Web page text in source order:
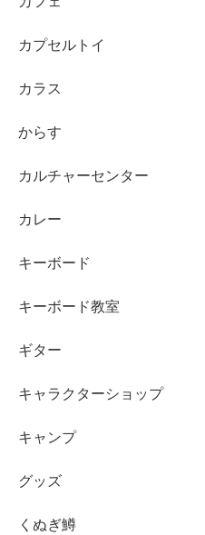
カプセルトイ
カラス
からす
カルチャーセンター
カレー
キーボード
キーボード教室
ギター
キャラクターショップ
キャンプ
グッズ
くぬぎ鱒